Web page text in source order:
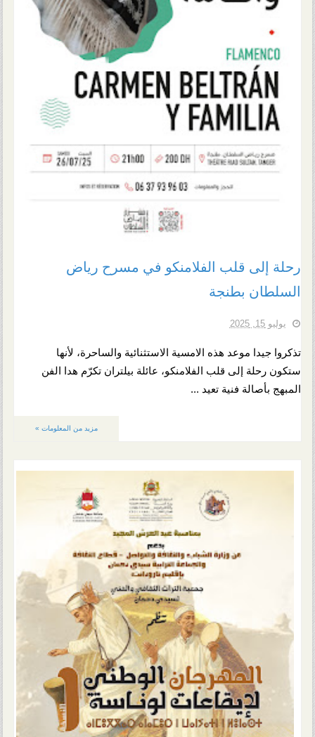
رحلة إلى قلب الفلامنكو في مسرح رياض
السلطان بطنجة
يوليو 15, 2025
تذكروا جيدا موعد هذه الامسية الاستثنائية والساحرة، لأنها
ستكون رحلة إلى قلب الفلامنكو، عائلة بيلتران تكرّم هدا الفن
المبهج بأصالة فنية تعيد ...
مزيد من المعلومات »